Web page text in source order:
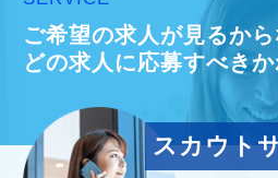
ご希望の求人が見るか
どの求人に応募すべき
スカウト